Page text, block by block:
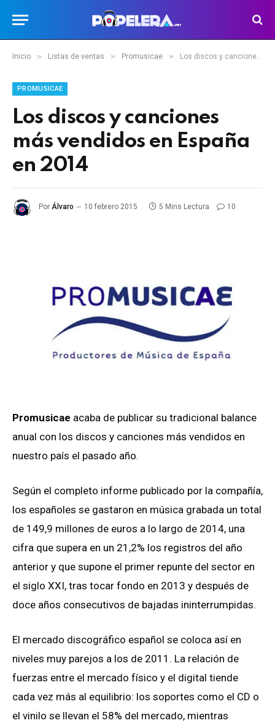
Inicio » Listas de ventas » Promusicae » Los discos y canciones más vendidos en España en 2014
PROMUSICAE
Los discos y canciones
más vendidos en España
en 2014
Por Álvaro 10 febrero 2015 5 Mins Lectura 10
Promusicae acaba de publicar su tradicional balance
anual con los discos y canciones más vendidos en
nuestro país el pasado año.
Según el completo informe publicado por la compañía,
los españoles se gastaron en música grabada un total
de 149,9 millones de euros a lo largo de 2014, una
cifra que supera en un 21,2% los registros del año
anterior y que supone el primer repunte del sector en
el siglo XXI, tras tocar fondo en 2013 y después de
doce años consecutivos de bajadas ininterrumpidas.
El mercado discográfico español se coloca así en
niveles muy parejos a los de 2011. La relación de
fuerzas entre el mercado físico y el digital tiende
cada vez más al equilibrio: los soportes como el CD o
el vinilo se llevan el 58% del mercado, mientras